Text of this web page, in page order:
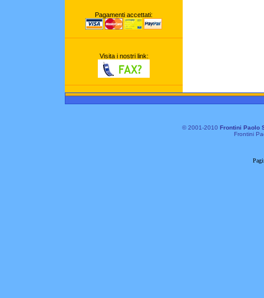
Pagamenti accettati:
Visita i nostri link:
© 2001-2010 Frontini Paolo
Frontini